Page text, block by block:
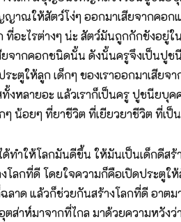
าณให้สัตว์โง่ๆ ออกมาเสียจากคอก
ที่อะไรต่างๆ น่ะ สัตว์มันถูกกักขังอยู่
ยจากคอกชนิดนั้น ดังนั้นครูจึงเป็นปู
ะตูให้ลูก เด็กๆ ของเราออกมาเสียจ
งหลายอะ แล้วเราก็เป็นครู ปูชนียบุค
ๆ น้อยๆ ที่ยาชีวิต ที่เยียวยาชีวิต ที่เป็
ทำให้โลกมันดีขึ้น ให้มันเป็นเด็กดีสร้
โลกที่ดี โดยใจความก็คือเปิดประตูใ
ลาด แล้วก็ช่วยกันสร้างโลกที่ดี อาตม
ส่าห์มาจากที่ไกล มาด้วยความหวัง